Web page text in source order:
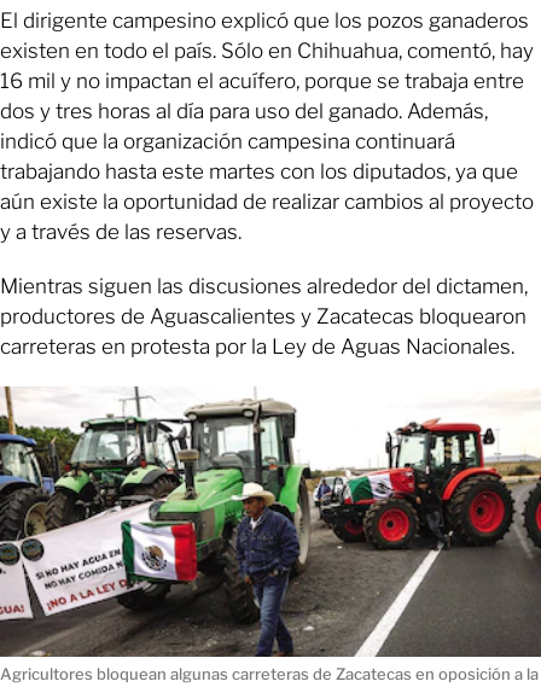
El dirigente campesino explicó que los pozos ganaderos
existen en todo el país. Sólo en Chihuahua, comentó, hay
16 mil y no impactan el acuífero, porque se trabaja entre
dos y tres horas al día para uso del ganado. Además,
indicó que la organización campesina continuará
trabajando hasta este martes con los diputados, ya que
aún existe la oportunidad de realizar cambios al proyecto
y a través de las reservas.
Mientras siguen las discusiones alrededor del dictamen,
productores de Aguascalientes y Zacatecas bloquearon
carreteras en protesta por la Ley de Aguas Nacionales.
Agricultores bloquean algunas carreteras de Zacatecas en oposición a la